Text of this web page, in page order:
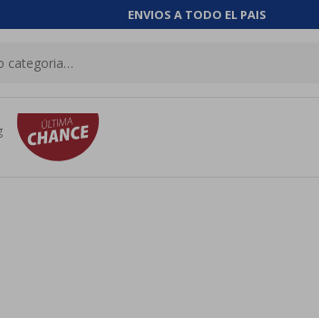
ENVIOS A TODO EL PAIS